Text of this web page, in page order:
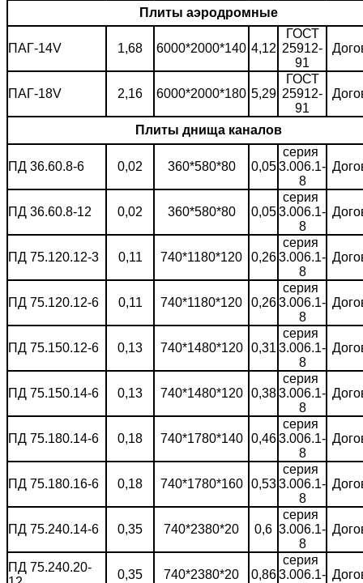
Плиты аэродромные
ПАГ-14V 1,68 6000*2000*140 4,12
ГОСТ
25912-
91
ПАГ-18V 2,16 6000*2000*180 5,29
ГОСТ
25912-
91
Плиты днища каналов
ПД 36.60.8-6 0,02 360*580*80 0,05
серия
3.006.1-
8
ПД 36.60.8-12 0,02 360*580*80 0,05
серия
3.006.1-
8
ПД 75.120.12-3 0,11 740*1180*120 0,26
серия
3.006.1-
8
ПД 75.120.12-6 0,11 740*1180*120 0,26
серия
3.006.1-
8
ПД 75.150.12-6 0,13 740*1480*120 0,31
серия
3.006.1-
8
ПД 75.150.14-6 0,13 740*1480*120 0,38
серия
3.006.1-
8
ПД 75.180.14-6 0,18 740*1780*140 0,46
серия
3.006.1-
8
ПД 75.180.16-6 0,18 740*1780*160 0,53
серия
3.006.1-
8
ПД 75.240.14-6 0,35 740*2380*20 0,6
серия
3.006.1-
8
ПД 75.240.20-
0,35 740*2380*20 0,86
серия
3.006.1-